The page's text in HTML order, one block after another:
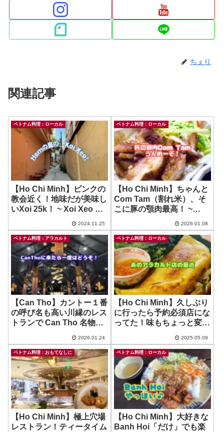
ちぇり
関連記事
ベトナム料理：ローカル
【Ho Chi Minh】ピンクの
教会近く！地味だが美味し
いXoi 25k！ ~ Xoi Xeo Ha
2024.11.25
ベトナム料理：ローカル
【Ho Chi Minh】ちゃんと
Com Tam（割れ米）、そ
こに豚の顎肉最高！ ~
2026.01.08
ベトナム料理：アラカルト
【Can Tho】カントー１番
の呼び名も高い川縁のレス
トランで Can Tho 名物
2026.01.24
ベトナム料理：ローカル
【Ho Chi Minh】久しぶり
に行ったら予約必須店にな
ってた！味もちょっと変わ
Nguyen Thai Binh
2025.05.09
ベトナム料理：おもてなしに
【Ho Chi Minh】極上穴場
レストラン！ティータイム
ベトナム料理：ローカル
【Ho Chi Minh】大好きな
Banh Hoi「だけ」でも楽